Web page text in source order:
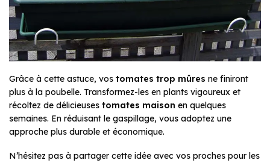
Grâce à cette astuce, vos tomates trop mûres ne finiront
plus à la poubelle. Transformez-les en plants vigoureux et
récoltez de délicieuses tomates maison en quelques
semaines. En réduisant le gaspillage, vous adoptez une
approche plus durable et économique.
N’hésitez pas à partager cette idée avec vos proches pour les